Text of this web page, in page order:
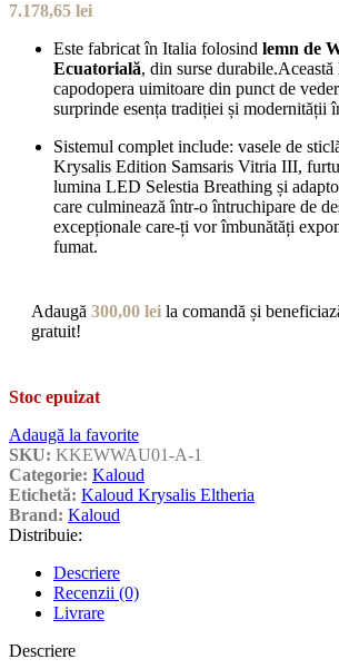
7.178,65 lei
Este fabricat în Italia folosind lemn de
Ecuatorială, din surse durabile.Această
capodopera uimitoare din punct de
surprinde esența tradiției și modernității
Sistemul complet include: vasele de
Krysalis Edition Samsaris Vitria III,
lumina LED Selestia Breathing și
care culminează într-o întruchipare de
excepționale care-ți vor îmbunătăți
fumat.
Adaugă 300,00 lei la comandă și
gratuit!
Stoc epuizat
Adaugă la favorite
SKU: KKEWWAU01-A-1
Categorie: Kaloud
Etichetă: Kaloud Krysalis Eltheria
Brand: Kaloud
Distribuie:
Descriere
Recenzii (0)
Livrare
Descriere